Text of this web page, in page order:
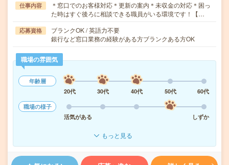
仕事内容
＊窓口でのお客様対応＊更新の案内＊未収金の対応＊困っ
た時はすぐ後ろに相談できる職員がいる環境です！【…
応募資格
ブランクOK / 英語力不要
銀行など窓口業務の経験がある方ブランクある方OK
職場の雰囲気
年齢層
20代
30代 40代 50代
60代
職場の様子
活気がある
しずか
もっと見る